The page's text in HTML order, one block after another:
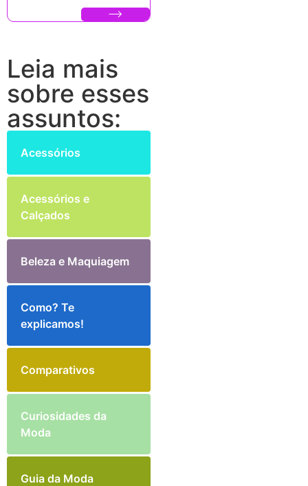
Leia mais
sobre esses
assuntos:
Acessórios
Acessórios e
Calçados
Beleza e Maquiagem
Como? Te
explicamos!
Comparativos
Curiosidades da
Moda
Guia da Moda